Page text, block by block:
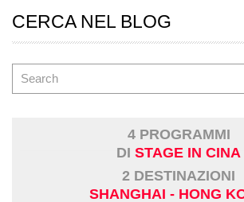
CERCA NEL BLOG
4 PROGRAMMI
DI STAGE IN CINA
2 DESTINAZIONI
SHANGHAI - HONG